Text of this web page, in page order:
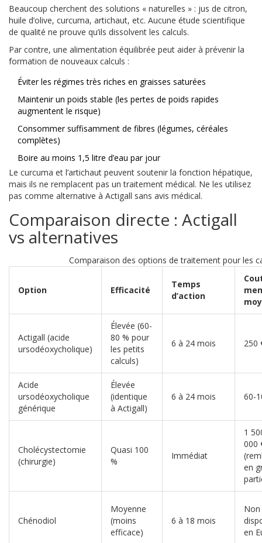
Beaucoup cherchent des solutions « naturelles » : jus de citron,
huile d’olive, curcuma, artichaut, etc. Aucune étude scientifique
de qualité ne prouve qu’ils dissolvent les calculs.
Par contre, une alimentation équilibrée peut aider à prévenir la
formation de nouveaux calculs :
Éviter les régimes très riches en graisses saturées
Maintenir un poids stable (les pertes de poids rapides
augmentent le risque)
Consommer suffisamment de fibres (légumes, céréales
complètes)
Boire au moins 1,5 litre d’eau par jour
Le curcuma et l’artichaut peuvent soutenir la fonction hépatique,
mais ils ne remplacent pas un traitement médical. Ne les utilisez
pas comme alternative à Actigall sans avis médical.
Comparaison directe : Actigall
vs alternatives
Comparaison des options de traitement pour les
Option Efficacité
Temps
d’action
Actigall (acide
ursodéoxycholique)
Élevée (60-
80 % pour
les petits
calculs)
6 à 24 mois 250
Acide
ursodéoxycholique
générique
Élevée
(identique
à Actigall)
6 à 24 mois 60-
Cholécystectomie
(chirurgie)
Quasi 100
%
Immédiat
1
000
en
Chénodiol
Moyenne
(moins
efficace)
6 à 18 mois
Non
en